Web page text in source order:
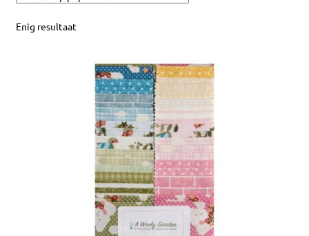
Gratis Patronen
Enig resultaat